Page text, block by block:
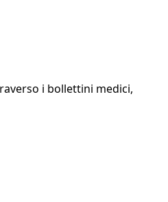
i bollettini medici,